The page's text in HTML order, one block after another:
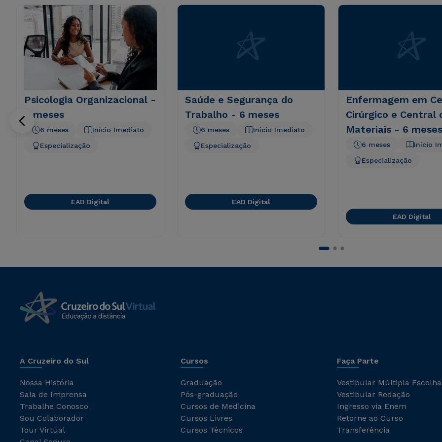
Psicologia Organizacional -
6 meses
Início Imediato
6 meses
Especialização
EAD Digital
Saúde e Segurança do
Trabalho - 6 meses
Início Imediato
6 meses
Especialização
EAD Digital
Enfermagem em
Cirúrgico e Central
Materiais - 6 meses
Início
6 meses
Especialização
EAD Digital
A Cruzeiro do Sul
Nossa História
Sala de Imprensa
Trabalhe Conosco
Sou Colaborador
Tour Virtual
Cursos
Graduação
Pós-graduação
Cursos de Medicina
Cursos Livres
Cursos Técnicos
Faça Parte
Vestibular Múltipla Escolha
Vestibular Redação
Ingresso via Enem
Retorne ao Curso
Transferência